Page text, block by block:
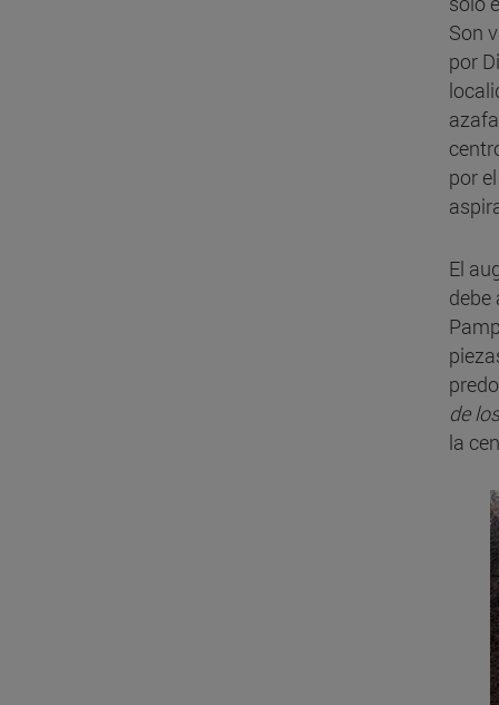
Son
por
por
El
debe
de
la